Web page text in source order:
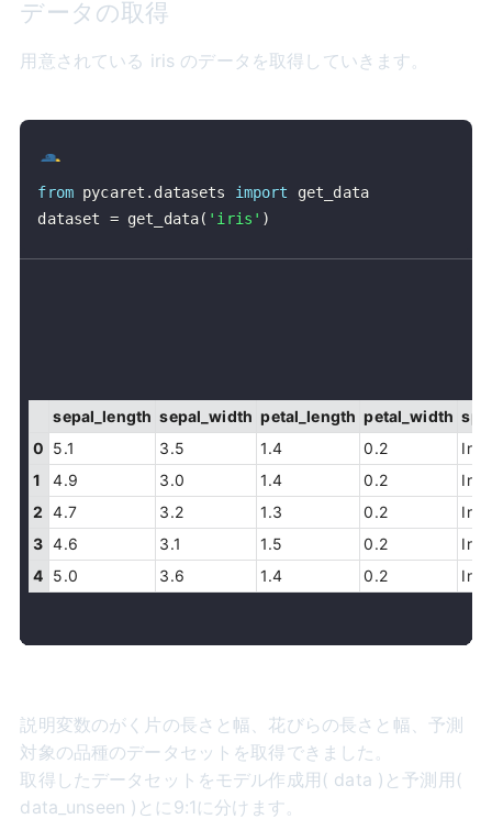
データの取得
用意されている iris のデータを取得していきます。
from pycaret . datasets import
get_data
dataset = get_data( 'iris' )
sepal_length sepal_width petal_length petal_width
0 5.1 3.5 1.4 0.2
1
4.9 3.0 1.4 0.2
2
4.7 3.2 1.3 0.2
3 4.6 3.1 1.5 0.2
4 5.0 3.6 1.4 0.2
説明変数のがく片の長さと幅、花びらの長さと幅、予測
対象の品種のデータセットを取得できました。
取得したデータセットをモデル作成用( data )と予測用(
data_unseen )とに9:1に分けます。